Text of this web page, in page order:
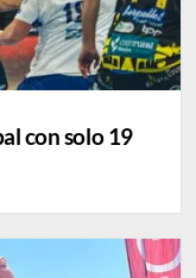
con solo 19